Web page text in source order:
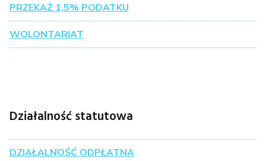
PRZEKAŻ 1,5% PODATKU
WOLONTARIAT
Działalność statutowa
DZIAŁALNOŚĆ ODPŁATNA